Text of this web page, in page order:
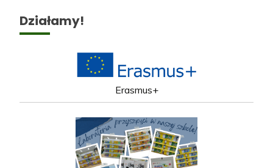
Działamy!
Erasmus+